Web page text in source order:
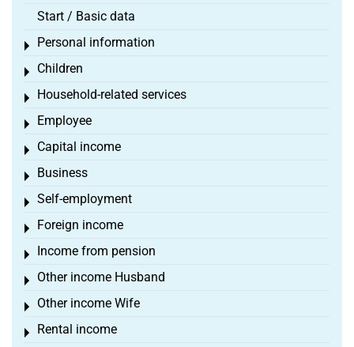
Start / Basic data
Personal information
Toggle menu
Children
Toggle menu
Household-related services
Toggle menu
Employee
Toggle menu
Capital income
Toggle menu
Business
Toggle menu
Self-employment
Toggle menu
Foreign income
Toggle menu
Income from pension
Toggle menu
Other income Husband
Toggle menu
Other income Wife
Toggle menu
Rental income
Toggle menu